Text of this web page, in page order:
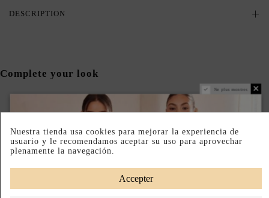
DESCRIPTION
Complete your look
Ne plus montrer.
Nuestra tienda usa cookies para mejorar la experiencia de
usuario y le recomendamos aceptar su uso para aprovechar
plenamente la navegación.
Accepter